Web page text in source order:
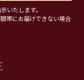
いたします。
帯にお届けできない場合